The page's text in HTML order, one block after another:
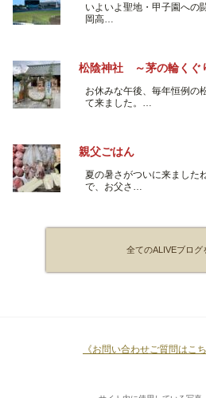
いよいよ聖地・甲子園への
岡高…
松陰神社 ～茅の輪くぐ
お休みな午後、毎年恒例の
て来ました。…
親父ごはん
夏の暑さがついに来ました
で、お父さ…
全てのALIVEブログ
《お問い合わせご質問はこ